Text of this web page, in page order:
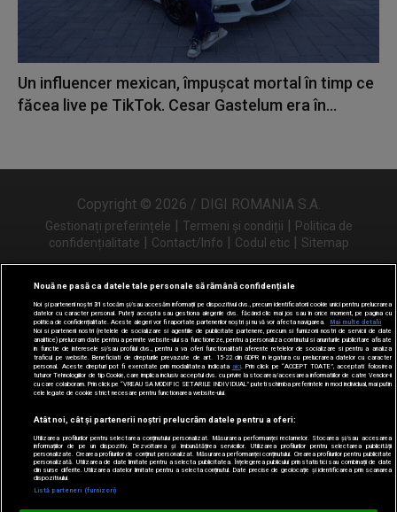
Un influencer mexican, împușcat mortal în timp ce
făcea live pe TikTok. Cesar Gastelum era în...
Copyright © 2026 / DIGI ROMANIA S.A.
Gestionați preferințele | Termeni și condiții | Politica de
confidențialitate | Contact/Info | Codul etic | Sitemap
Urmărește-ne și pe
Nouă ne pasă ca datele tale personale să rămână confidențiale
Noi și partenerii noștri31 stocăm și/sau accesăm informații pe dispozitivul dvs., precum identificatorii cookie unici pentru prelucrarea
datelor cu caracter personal. Puteți accepta sau gestiona alegerile dvs. făcând clic mai jos sau în orice moment, pe pagina cu
politica de confidențialitate. Aceste alegeri vor fi raportate partenerilor noștri și nu vă vor afecta navigarea.
Mai multe detalii
Noi si partenerii nostri (retelele de socializare si agentiile de publicitate partenere, precum si furnizorii nostri de servicii de date
analitice) prelucram date pentru a permite website-ului sa functioneze, pentru a personaliza continutul si anunturile publicitare afisate
in functie de interesele si/sau profilul dvs., pentru a va oferi functionalitati aferente retelelor de socializare si pentru a analiza
traficul pe website. Beneficiati de drepturile prevazute de art. 15-22 din GDPR in legatura cu prelucrarea datelor cu caracter
personal. Aceste drepturi pot fi exercitate prin modalitatea indicata aici. Prin click pe “ACCEPT TOATE”, acceptati folosirea
tuturor Tehnologiilor de tip Cookie, care implica inclusiv acceptul dvs. cu privire la stocarea/accesarea informatiilor de catre Vendor-ii
cu care colaboram. Prin click pe “VREAU SA MODIFIC SETARILE INDIVIDUAL” puteti schimba preferintele in mod individual, mai putin
cele legate de cookie strict necesare pentru functionarea website-ului.
Atât noi, cât și partenerii noștri prelucrăm datele pentru a oferi:
Utilizarea profilurilor pentru selectarea conținutului personalizat. Măsurarea performanței reclamelor. Stocarea și/sau accesarea
informațiilor de pe un dispozitiv. Dezvoltarea și îmbunătățirea serviciilor. Utilizarea profilurilor pentru selectarea publicității
personalizate. Crearea profilurilor de conținut personalizat. Măsurarea performanței conținutului. Crearea profilurilor pentru publicitate
personalizată. Utilizarea de date limitate pentru a selecta publicitatea. Înțelegerea publicului prin statistici sau combinații de date
din surse diferite. Utilizarea datelor limitate pentru a selecta conținutul. Date precise de geolocație și identificarea prin scanarea
dispozitivului.
Listă parteneri (furnizori)